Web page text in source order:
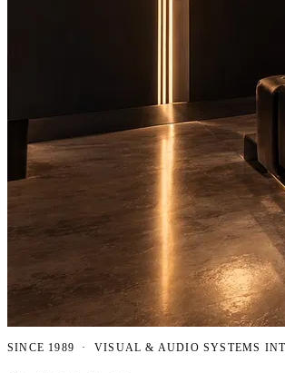
SINCE 1989 · VISUAL & AUDIO SYSTEMS